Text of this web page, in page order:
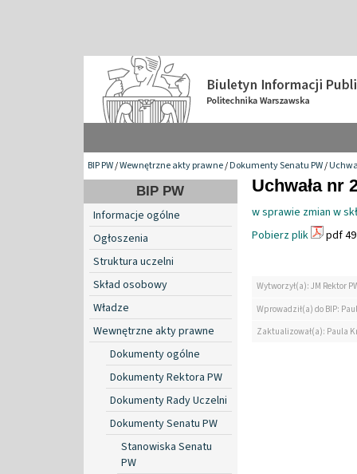
BIP PW/Wewnętrzne akty prawne/Dokumenty Senatu PW/
BIP PW
Informacje ogólne
Ogłoszenia
Struktura uczelni
Skład osobowy
Władze
Wewnętrzne akty prawne
Dokumenty ogólne
Dokumenty Rektora PW
Dokumenty Rady Uczelni
Dokumenty Senatu PW
Stanowiska Senatu
PW
Uchwała nr
w sprawie zmian w
Pobierz plik
pdf
Wytworzył(a): JM Rektor
Wprowadził(a) do BIP:
Zaktualizował(a): Paula